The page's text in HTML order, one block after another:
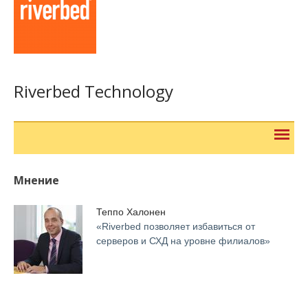
Riverbed Technology
Мнение
Теппо Халонен
«Riverbed позволяет избавиться от
серверов и СХД на уровне филиалов»